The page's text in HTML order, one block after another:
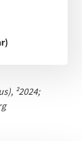
²2024;